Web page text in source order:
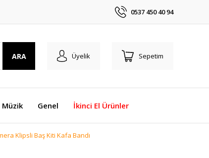
0537 450 40 94
ARA Üyelik Sepetim
Müzik Genel İkinci El Ürünler
Klipsli Baş Kiti Kafa Bandı